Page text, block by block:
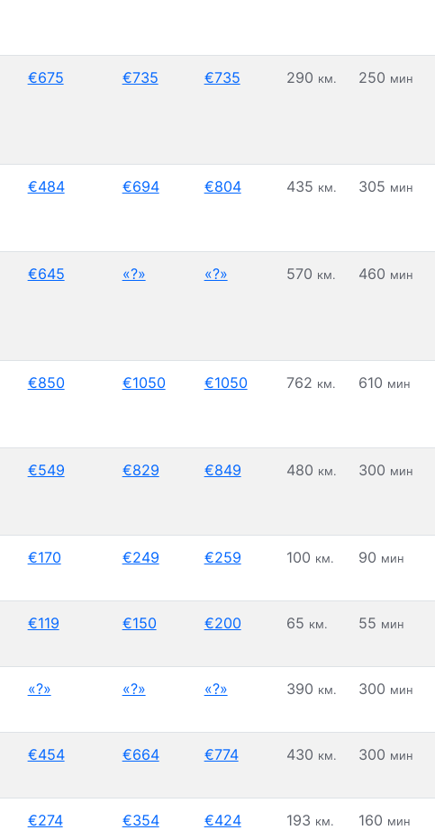
€675 €735 €735 290 км. 250 мин
€484 €694 €804 435 км. 305 мин
€645 «?» «?» 570 км. 460 мин
€850 €1050 €1050 762 км. 610 мин
€549 €829 €849 480 км. 300 мин
€170 €249 €259 100 км. 90 мин
€119 €150 €200 65 км. 55 мин
«?» «?» «?» 390 км. 300 мин
€454 €664 €774 430 км. 300 мин
€274 €354 €424 193 км. 160 мин